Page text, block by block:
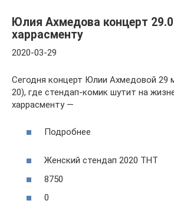
Юлия Ахмедова концерт
харрасменту
2020-03-29
Сегодня концерт Юлии Ахмедовой 29
20), где стендап-комик шутит на
харрасменту —
Подробнее
Женский стендап 2020 ТНТ
8750
0